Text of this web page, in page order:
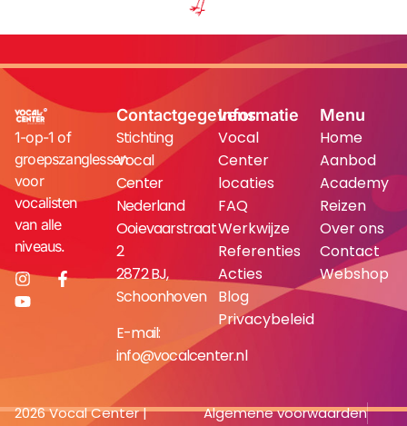
1-op-1 of
groepszanglessen
voor
vocalisten
van alle
niveaus.
Contactgegevens
Stichting
Vocal
Center
Nederland
Ooievaarstraat
2
2872 BJ,
Schoonhoven
E-mail:
info@vocalcenter.nl
Informatie
Vocal
Center
locaties
FAQ
Werkwijze
Referenties
Acties
Blog
Privacybeleid
Menu
Home
Aanbod
Academy
Reizen
Over ons
Contact
Webshop
2026 Vocal Center |
Algemene voorwaarden